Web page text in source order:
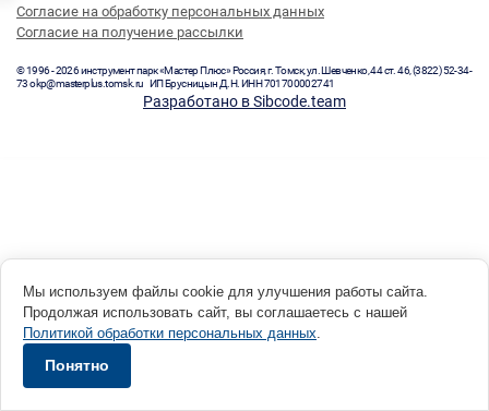
Согласие на обработку персональных данных
Согласие на получение рассылки
© 1996 - 2026 инструмент парк «Мастер Плюс» Россия, г. Томск, ул. Шевченко, 44 ст. 46, (3822) 52-34-
73 okp@masterplus.tomsk.ru ИП Брусницын Д.Н. ИНН 701700002741
Разработано в Sibcode.team
Мы используем файлы cookie для улучшения работы сайта.
Продолжая использовать сайт, вы соглашаетесь с нашей
Политикой обработки персональных данных.
Понятно